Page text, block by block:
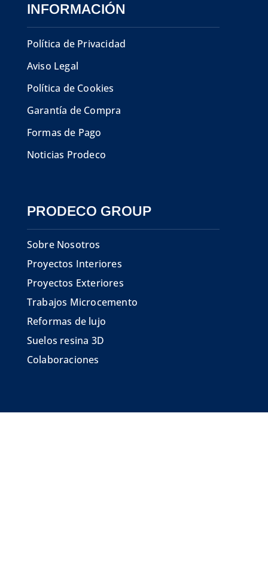
INFORMACIÓN
Política de Privacidad
Aviso Legal
Política de Cookies
Garantía de Compra
Formas de Pago
Noticias Prodeco
PRODECO GROUP
Sobre Nosotros
Proyectos Interiores
Proyectos Exteriores
Trabajos Microcemento
Reformas de lujo
Suelos resina 3D
Colaboraciones